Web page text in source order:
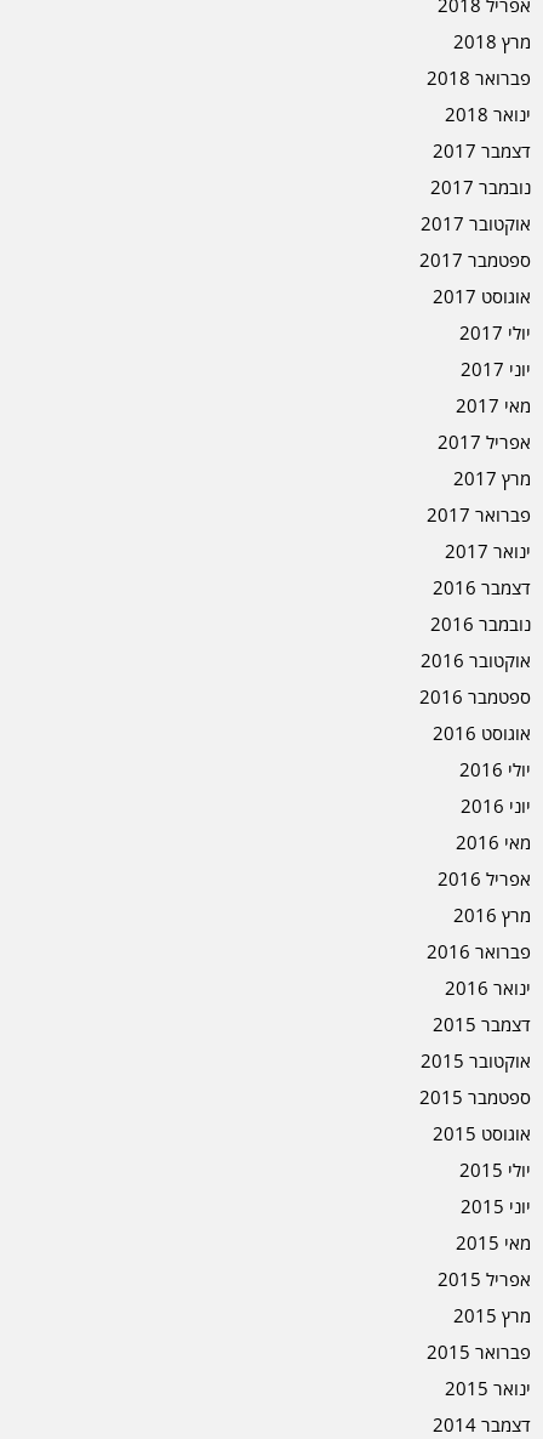
אפריל 2018
מרץ 2018
פברואר 2018
ינואר 2018
דצמבר 2017
נובמבר 2017
אוקטובר 2017
ספטמבר 2017
אוגוסט 2017
יולי 2017
יוני 2017
מאי 2017
אפריל 2017
מרץ 2017
פברואר 2017
ינואר 2017
דצמבר 2016
נובמבר 2016
אוקטובר 2016
ספטמבר 2016
אוגוסט 2016
יולי 2016
יוני 2016
מאי 2016
אפריל 2016
מרץ 2016
פברואר 2016
ינואר 2016
דצמבר 2015
אוקטובר 2015
ספטמבר 2015
אוגוסט 2015
יולי 2015
יוני 2015
מאי 2015
אפריל 2015
מרץ 2015
פברואר 2015
ינואר 2015
דצמבר 2014